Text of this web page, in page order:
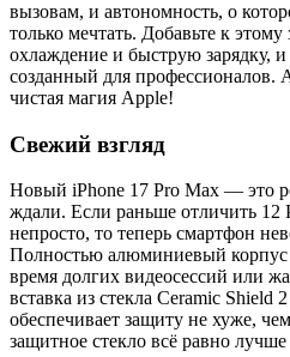
вызовам, и автономность, о
только мечтать. Добавьте к
охлаждение и быструю зарядку,
созданный для профессионалов.
чистая магия Apple!
Свежий взгляд
Новый iPhone 17 Pro Max — это
ждали. Если раньше отличить 12
непросто, то теперь смартфон
Полностью алюминиевый корпус
время долгих видеосессий или
вставка из стекла Ceramic Shield
обеспечивает защиту не хуже,
защитное стекло всё равно лучше